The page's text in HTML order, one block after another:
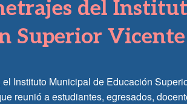
del
Superior Vicente
Instituto Municipal de Educación
reunió a estudiantes, egresados,